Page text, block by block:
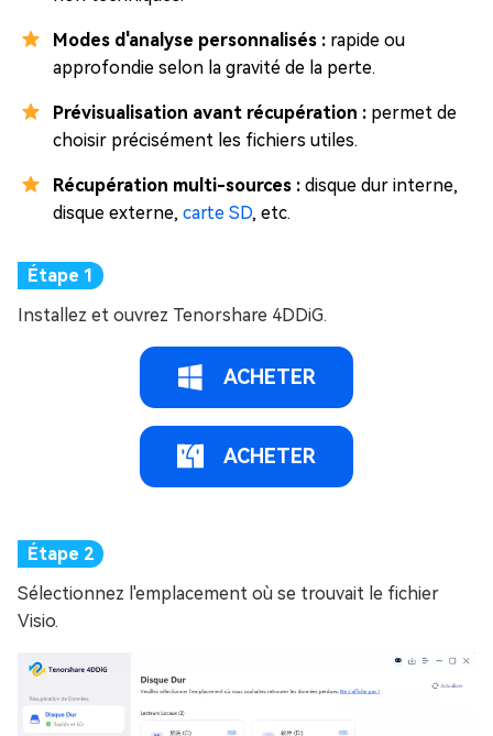
Modes d'analyse personnalisés : rapide ou
approfondie selon la gravité de la perte.
Prévisualisation avant récupération : permet de
choisir précisément les fichiers utiles.
Récupération multi-sources : disque dur interne,
disque externe, carte SD, etc.
Installez et ouvrez Tenorshare 4DDiG.
ACHETER
ACHETER
Sélectionnez l'emplacement où se trouvait le fichier
Visio.